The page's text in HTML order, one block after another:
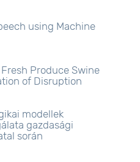
using Machine
Produce Swine
of Disruption
modellek
gazdasági
során